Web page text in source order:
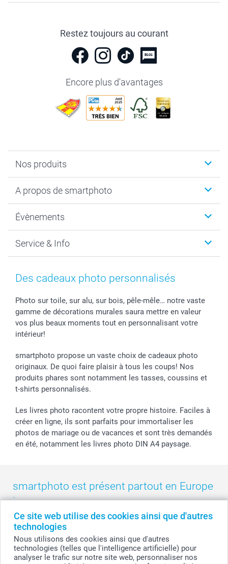
Ce site web utilise des cookies ainsi que d'autres
technologies
Nous utilisons des cookies ainsi que d'autres
technologies (telles que l'intelligence artificielle) pour
analyser le trafic sur notre site web, personnaliser nos
Restez toujours au courant
Encore plus d'avantages
Nos produits
Cadeaux photo
MyNameBook
Développement photo & Tirage photo
Cadres photo & accessoires déco
Stickers & Etiquettes
Chèque Cadeau
A propos de smartphoto
Durabilité
Gestion des cookies
Mentions Légales
Affiliation
Investor Relations
B2B smartbusiness
Évènements
Nouvel An
Fête des Mères
Confirmation ou communion
Mariage
Fête d'anniversaire
Tous les évènements
Service & Info
Tarifs et frais de livraison
Livraison en 48 heures
Modes de Paiement
Identifiez-vous
Statut de ma commande
smarfriends
smartgarantie
smartbonus
Des cadeaux photo personnalisés
Photo sur toile, sur alu, sur bois, pêle-mêle… notre vaste
gamme de décorations murales saura mettre en valeur
vos plus beaux moments tout en personnalisant votre
intérieur!
smartphoto propose un vaste choix de cadeaux photo
originaux. De quoi faire plaisir à tous les coups! Nos
produits phares sont notamment les tasses, coussins et
t-shirts personnalisés.
Les livres photo racontent votre propre histoire. Faciles à
créer en ligne, ils sont parfaits pour immortaliser les
photos de mariage ou de vacances et sont très demandés
en été, notamment les livres photo DIN A4 paysage.
smartphoto est présent partout en Europe
:
België - Belgique - Danmark - Deutschland - France - Ireland
- Nederland - Norge
Switzerland - Suomi - Sverige - United Kingdom
Other Countries